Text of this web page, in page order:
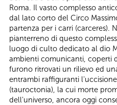
Roma. Il vasto complesso
dal lato corto del Circo
partenza per i carri (carceres).
pianterreno di questo
luogo di culto dedicato al dio
ambienti comunicanti, coperti
furono ritrovati un rilievo ed
entrambi raffiguranti
(tauroctonia), la cui morte
dell'universo, ancora oggi